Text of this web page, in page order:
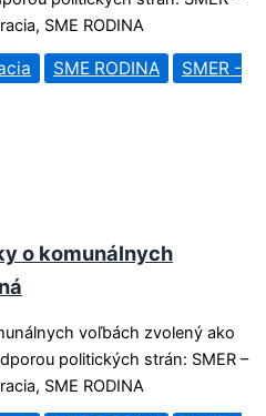
SME RODINA
SME RODINA
SMER -
o komunálnych
voľbách zvolený ako
politických strán: SMER –
SME RODINA